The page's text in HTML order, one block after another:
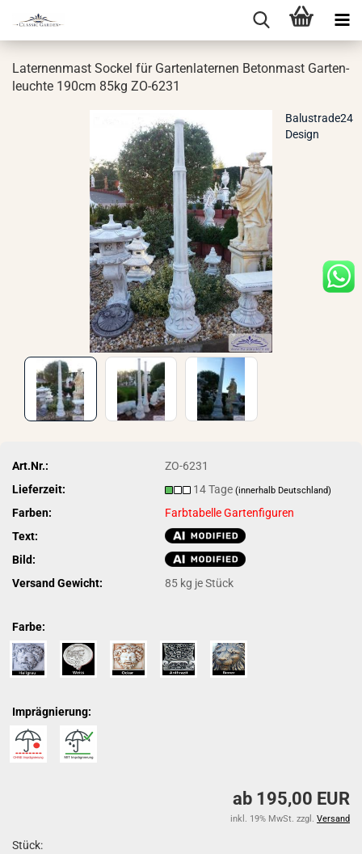
La­ter­nen­mast So­ckel für Gar­ten­la­ter­nen Be­ton­mast Gar­ten­
leuch­te 190cm 85kg ZO-​6231
Balustrade24
Design
Art.Nr.:
ZO-6231
Lieferzeit:
14 Tage(innerhalb Deutschland)
Farben:
Farbtabelle Gartenfiguren
Text:
Bild:
Versand Gewicht:
85 kg je Stück
Farbe:
Imprägnierung:
ab 195,00 EUR
inkl. 19% MwSt. zzgl. Versand
Stück: